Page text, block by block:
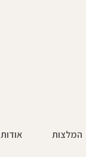
המלצות אודות